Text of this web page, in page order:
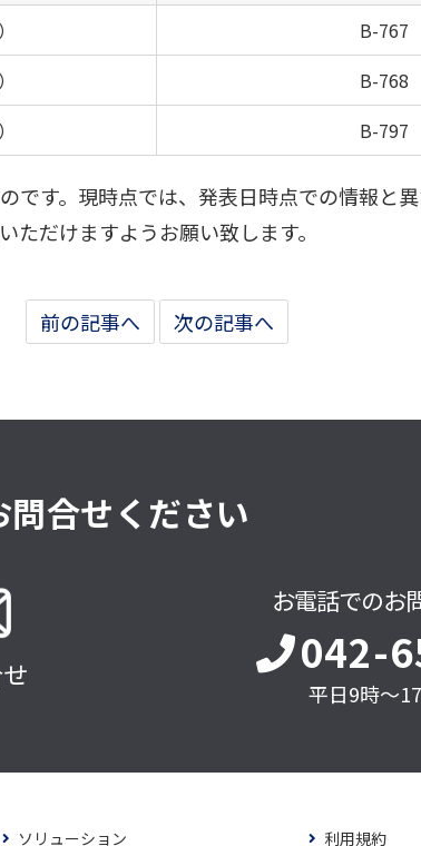
B-767
B-768
B-797
です。現時点では、発表日時点での情報と
ただけますようお願い致します。
前の記事へ 次の記事へ
合せください
お電話でのお
042-
平日9時～
ソリューション 利用規約